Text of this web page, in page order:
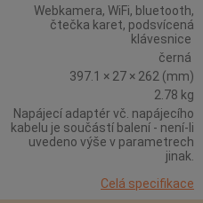
Webkamera, WiFi, bluetooth,
čtečka karet, podsvícená
klávesnice
černá
397.1 × 27 × 262 (mm)
2.78 kg
Napájecí adaptér vč. napájecího
kabelu je součástí balení - není-li
uvedeno výše v parametrech
jinak.
Celá specifikace